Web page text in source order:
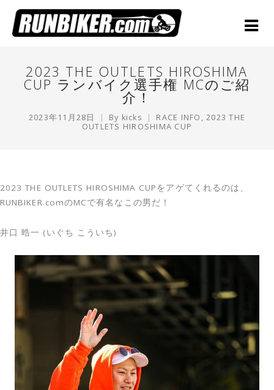
2023 THE OUTLETS HIROSHIMA
CUP ランバイク選手権 MCのご紹
介！
2023年11月28日 By kicks RACE INFO ,2023 THE
OUTLETS HIROSHIMA CUP
2023 THE OUTLETS HIROSHIMA CUPをアゲてくれるのは、
RUNBIKER.comのMCで有名なこの男だ！
井口 晧一 (いぐち こういち)